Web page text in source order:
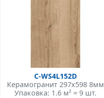
C-WS4L152D
Керамогранит 297x598 8мм
Упаковка: 1.6 м² = 9 шт.